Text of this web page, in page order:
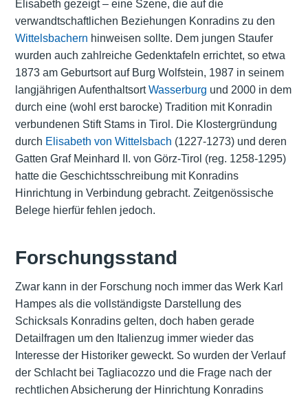
Elisabeth gezeigt – eine Szene, die auf die
verwandtschaftlichen Beziehungen Konradins zu den
Wittelsbachern hinweisen sollte. Dem jungen Staufer
wurden auch zahlreiche Gedenktafeln errichtet, so etwa
1873 am Geburtsort auf Burg Wolfstein, 1987 in seinem
langjährigen AufenthaltsortWasserburg und 2000 in dem
durch eine (wohl erst barocke) Tradition mit Konradin
verbundenen Stift Stams in Tirol. Die Klostergründung
durch Elisabeth von Wittelsbach (1227-1273) und deren
Gatten Graf Meinhard II. von Görz-Tirol (reg. 1258-1295)
hatte die Geschichtsschreibung mit Konradins
Hinrichtung in Verbindung gebracht. Zeitgenössische
Belege hierfür fehlen jedoch.
Forschungsstand
Zwar kann in der Forschung noch immer das Werk Karl
Hampes als die vollständigste Darstellung des
Schicksals Konradins gelten, doch haben gerade
Detailfragen um den Italienzug immer wieder das
Interesse der Historiker geweckt. So wurden der Verlauf
der Schlacht bei Tagliacozzo und die Frage nach der
rechtlichen Absicherung der Hinrichtung Konradins